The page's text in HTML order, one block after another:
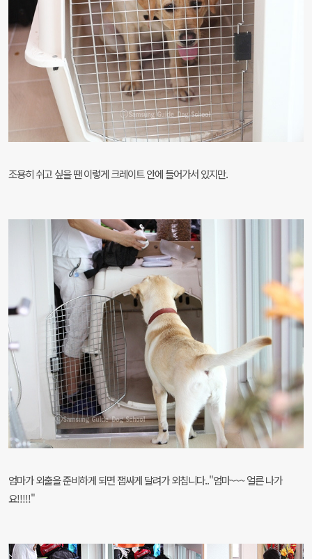
조용히 쉬고 싶을 땐 이렇게 크레이트 안에 들어가서 있지만.
엄마가 외출을 준비하게 되면 잽싸게 달려가 외칩니다.."엄마~~~ 얼른 나가
요!!!!!"